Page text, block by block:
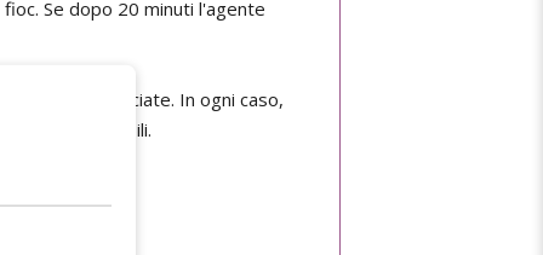
Se dopo 20 minuti l'agente
superfici verniciate. In ogni caso,
infiammabili.